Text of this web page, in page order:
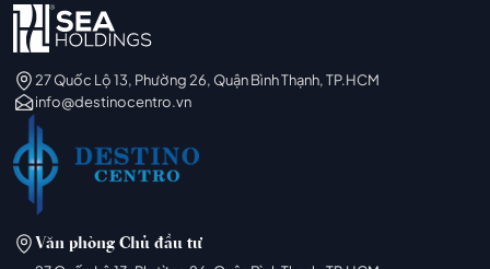
27 Quốc Lộ 13, Phường 26, Quận Bình Thạnh, TP.HCM
info@destinocentro.vn
Văn phòng Chủ đầu tư